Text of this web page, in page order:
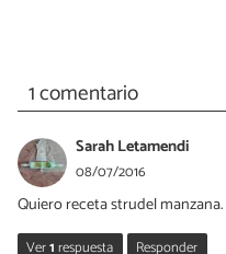
1 comentario
Sarah Letamendi
08/07/2016
Quiero receta strudel manzana.
Ver1respuesta Responder